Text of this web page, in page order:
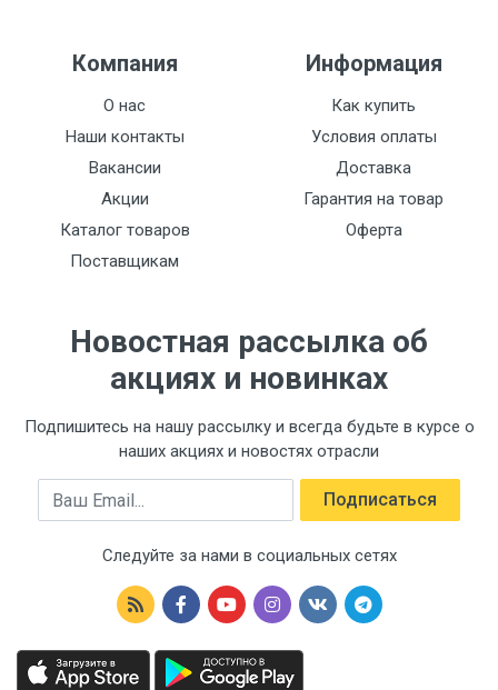
Компания
О нас
Наши контакты
Вакансии
Акции
Каталог товаров
Поставщикам
Информация
Как купить
Условия оплаты
Доставка
Гарантия на товар
Оферта
Новостная рассылка об
акциях и новинках
Подпишитесь на нашу рассылку и всегда будьте в курсе о
наших акциях и новостях отрасли
Email Подписаться
Следуйте за нами в социальных сетях